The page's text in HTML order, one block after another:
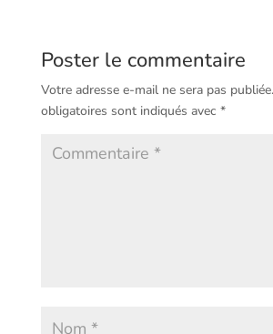
Poster le commentaire
Votre adresse e-mail ne sera pas publiée.
obligatoires sont indiqués avec *